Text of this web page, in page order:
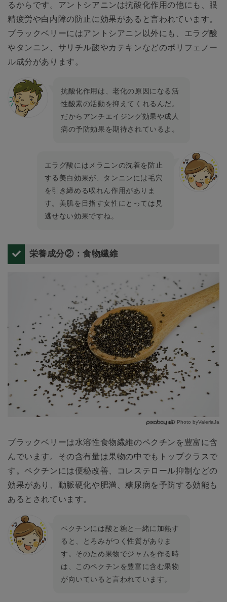
るからです。アントシアニンは抗酸化作用の他にも、眼
精疲労や白内障の防止に効果があると言われています。
ブラックベリーにはアントシアニン以外にも、エラグ酸
やタンニン、サリチル酸やカテキンなどのポリフェノー
ル成分があります。
抗酸化作用は、老化の原因になる活
性酸素の活動を抑えてくれるんだ。
だからアンチエイジング効果や成人
病の予防効果を期待されているよ。
エラグ酸にはメラニンの沈着を防止
する美白効果が、タンニンには毛穴
を引き締める収れん作用がありま
す。美肌を目指す女性にとっては見
逃せない効果ですね。
栄養成分②：食物繊維
Photo byValeriaJa
ブラックベリーは水溶性食物繊維のペクチンを豊富に含
んでいます。その含有量は果物の中でもトップクラスで
す。ペクチンには便秘改善、コレステロール抑制などの
効果があり、動脈硬化や肥満、糖尿病を予防する効能も
あるとされています。
ペクチンには酸と糖と一緒に加熱す
ると、とろみがつく性質がありま
す。そのため果物でジャムを作る時
は、このペクチンを豊富に含む果物
が向いていると言われています。